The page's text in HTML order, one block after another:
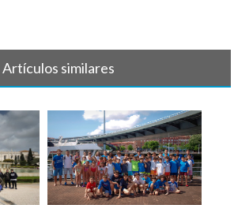
Artículos similares